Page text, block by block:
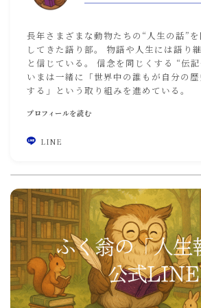
長年さまざまな動物たちの“人生の話”
してきた語り部。 物語や人生には語り
と信じている。 信念を同じくする “伝記
いまは一緒に「世界中の誰もが自分の
する」という取り組みを進めている。
プロフィールを読む
LINE